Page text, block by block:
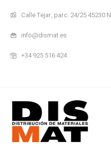
Calle Tejar, parc. 24/25 45230
info@dismat.es
+34 925 516 424